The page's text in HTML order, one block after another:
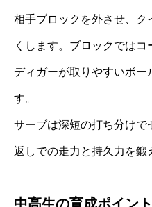
相手ブロックを外させ、
くします。ブロックではコ
ディガーが取りやすいボー
す。
サーブは深短の打ち分けで
返しでの走力と持久力を鍛
中高生の育成ポイント